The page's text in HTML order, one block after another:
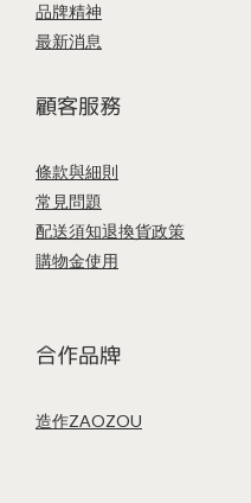
品牌精神
最新消息
顧客服務
條款與細則
常見問題
配送須知退換貨政策
購物金使用
合作品牌
造作ZAOZOU